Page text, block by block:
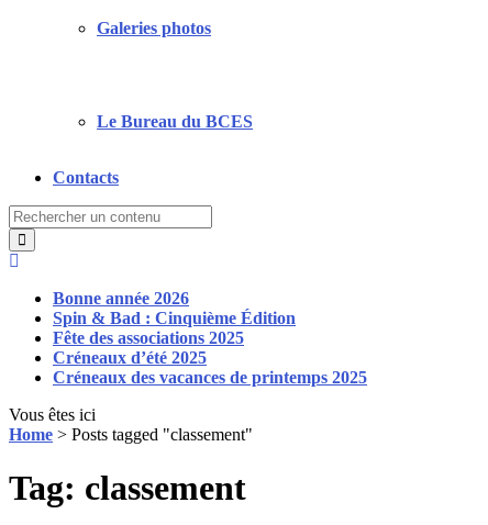
Galeries photos
Le Bureau du BCES
Contacts
Search
for:
Bonne année 2026
Spin & Bad : Cinquième Édition
Fête des associations 2025
Créneaux d’été 2025
Créneaux des vacances de printemps 2025
Vous êtes ici
Home > Posts tagged "classement"
Tag: classement